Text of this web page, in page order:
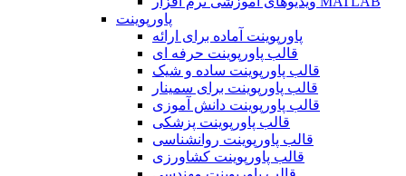
پاورپوینت
پاورپوینت آماده برای ارائه
قالب پاورپوینت حرفه ای
قالب پاورپوینت ساده و شیک
قالب پاورپوینت برای سمینار
قالب پاورپوینت دانش آموزی
قالب پاورپوینت پزشکی
قالب پاورپوینت روانشناسی
قالب پاورپوینت کشاورزی